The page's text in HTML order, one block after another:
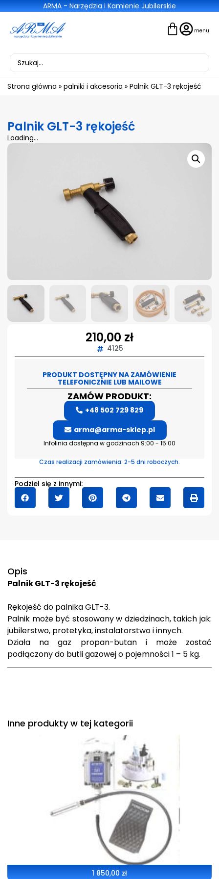
ARMA - Narzędzia i Kamienie Jubilerskie
Strona główna » palniki i akcesoria » Palnik GLT-3 rękojeść
Palnik GLT-3 rękojeść
Loading...
210,00 zł
4125
PRODUKT DOSTĘPNY NA ZAMÓWIENIE
TELEFONICZNIE LUB MAILOWE
ZAMÓW PRODUKT:
+48 502 729 829
arma@arma-sklep.pl
Infolinia dostępna w godzinach 9:00 - 15:00
Czas realizacji zamówienia: 2-5 dni roboczych.
Podziel się z innymi:
Opis
Palnik GLT-3 rękojeść
Rękojeść do palnika GLT-3.
Palnik może być stosowany w dziedzinach, takich jak:
jubilerstwo, protetyka, instalatorstwo i innych.
Działa na gaz propan-butan i może zostać
podłączony do butli gazowej o pojemności 1 – 5 kg.
Inne produkty w tej kategorii
1 850,00 zł